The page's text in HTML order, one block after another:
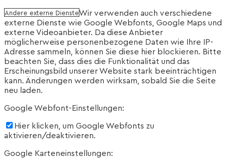
Andere externe DiensteWir verwenden auch verschiedene
externe Dienste wie Google Webfonts, Google Maps und
externe Videoanbieter. Da diese Anbieter
möglicherweise personenbezogene Daten wie Ihre IP-
Adresse sammeln, können Sie diese hier blockieren. Bitte
beachten Sie, dass dies die Funktionalität und das
Erscheinungsbild unserer Website stark beeinträchtigen
kann. Änderungen werden wirksam, sobald Sie die Seite
neu laden.
Google Webfont-Einstellungen:
Hier klicken, um Google Webfonts zu
aktivieren/deaktivieren.
Google Karteneinstellungen: